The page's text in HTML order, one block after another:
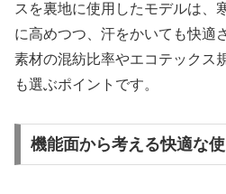
スを裏地に使用したモデルは、
に高めつつ、汗をかいても快適
素材の混紡比率やエコテックス
も選ぶポイントです。
機能面から考える快適な